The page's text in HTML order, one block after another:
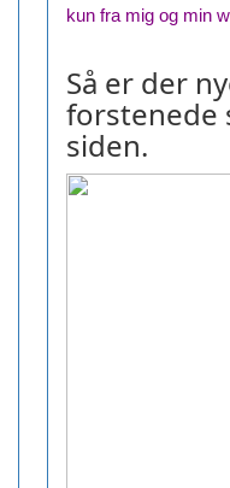
kun fra mig og min
Så er der
forstenede
siden.